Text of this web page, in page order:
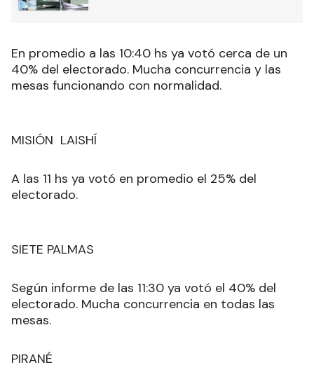
En promedio a las 10:40 hs ya votó cerca de un
40% del electorado. Mucha concurrencia y las
mesas funcionando con normalidad.
MISIÓN LAISHÍ
A las 11 hs ya votó en promedio el 25% del
electorado.
SIETE PALMAS
Según informe de las 11:30 ya votó el 40% del
electorado. Mucha concurrencia en todas las
mesas.
PIRANÉ